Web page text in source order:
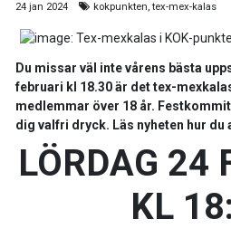
24 jan 2024 kokpunkten, tex-mex-kalas
Du missar väl inte vårens bästa
februari kl 18.30 är det tex-
medlemmar över 18 år.
dig valfri dryck. Läs nyheten hur du
LÖRDAG 24
KL